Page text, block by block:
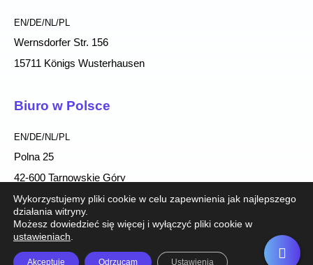
EN/DE/NL/PL
Wernsdorfer Str. 156
15711 Königs Wusterhausen
Biuro w Polsce
EN/DE/NL/PL
Polna 25
42-600 Tarnowskie Góry
Wykorzystujemy pliki cookie w celu zapewnienia jak najlepszego
działania witryny.
Możesz dowiedzieć się więcej i wyłączyć pliki cookie w
ustawieniach
Akceptuję Odrzucam Ustawienia
English( Polski